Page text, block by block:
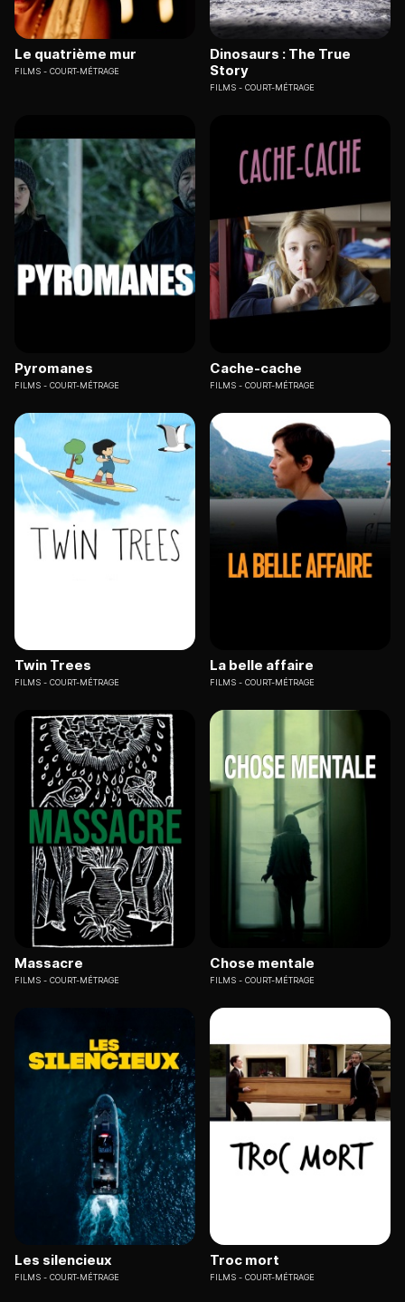
Le quatrième mur
FILMS COURT-MÉTRAGE
Dinosaurs : The True
Story
FILMS COURT-MÉTRAGE
Pyromanes
FILMS COURT-MÉTRAGE
Cache-cache
FILMS COURT-MÉTRAGE
Twin Trees
FILMS COURT-MÉTRAGE
La belle affaire
FILMS COURT-MÉTRAGE
Massacre
FILMS COURT-MÉTRAGE
Chose mentale
FILMS COURT-MÉTRAGE
Les silencieux
FILMS COURT-MÉTRAGE
Troc mort
FILMS COURT-MÉTRAGE